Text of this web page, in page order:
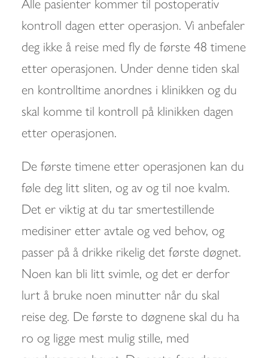
Alle pasienter kommer til postoperativ
kontroll dagen etter operasjon. Vi anbefaler
deg ikke å reise med fly de første 48 timene
etter operasjonen. Under denne tiden skal
en kontrolltime anordnes i klinikken og du
skal komme til kontroll på klinikken dagen
etter operasjonen.
De første timene etter operasjonen kan du
føle deg litt sliten, og av og til noe kvalm.
Det er viktig at du tar smertestillende
medisiner etter avtale og ved behov, og
passer på å drikke rikelig det første døgnet.
Noen kan bli litt svimle, og det er derfor
lurt å bruke noen minutter når du skal
reise deg. De første to døgnene skal du ha
ro og ligge mest mulig stille, med